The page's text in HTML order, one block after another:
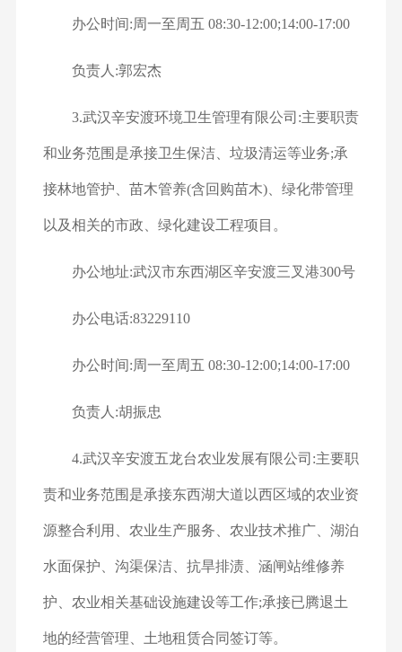
办公时间:周一至周五 08:30-12:00;14:00-17:00
负责人:郭宏杰
3.武汉辛安渡环境卫生管理有限公司:主要职责
和业务范围是承接卫生保洁、垃圾清运等业务;承
接林地管护、苗木管养(含回购苗木)、绿化带管理
以及相关的市政、绿化建设工程项目。
办公地址:武汉市东西湖区辛安渡三叉港300号
办公电话:83229110
办公时间:周一至周五 08:30-12:00;14:00-17:00
负责人:胡振忠
4.武汉辛安渡五龙台农业发展有限公司:主要职
责和业务范围是承接东西湖大道以西区域的农业资
源整合利用、农业生产服务、农业技术推广、湖泊
水面保护、沟渠保洁、抗旱排渍、涵闸站维修养
护、农业相关基础设施建设等工作;承接已腾退土
地的经营管理、土地租赁合同签订等。